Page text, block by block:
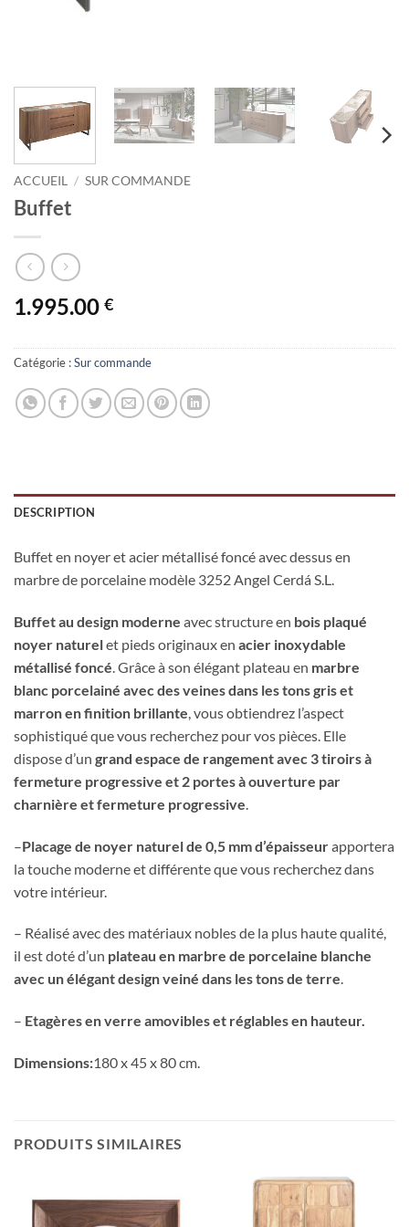
ACCUEIL / SUR COMMANDE
Buffet
1.995.00 €
Catégorie :Sur commande
DESCRIPTION
Buffet en noyer et acier métallisé foncé avec dessus en
marbre de porcelaine modèle 3252 Angel Cerdá S.L.
Buffet au design moderne avec structure en bois plaqué
noyer naturelet pieds originaux en acier inoxydable
métallisé foncé. Grâce à son élégant plateau en marbre
blanc porcelainé avec des veines dans les tons gris et
marron en finition brillante, vous obtiendrez l’aspect
sophistiqué que vous recherchez pour vos pièces. Elle
dispose d’un grand espace de rangement avec 3 tiroirs à
fermeture progressive et 2 portes à ouverture par
charnière et fermeture progressive.
–Placage de noyer naturel de 0,5 mm d’épaisseurapportera
la touche moderne et différente que vous recherchez dans
votre intérieur.
– Réalisé avec des matériaux nobles de la plus haute qualité,
il est doté d’un plateau en marbre de porcelaine blanche
avec un élégant design veiné dans les tons de terre.
– Etagères en verre amovibles et réglables en hauteur.
Dimensions:180 x 45 x 80 cm.
PRODUITS SIMILAIRES